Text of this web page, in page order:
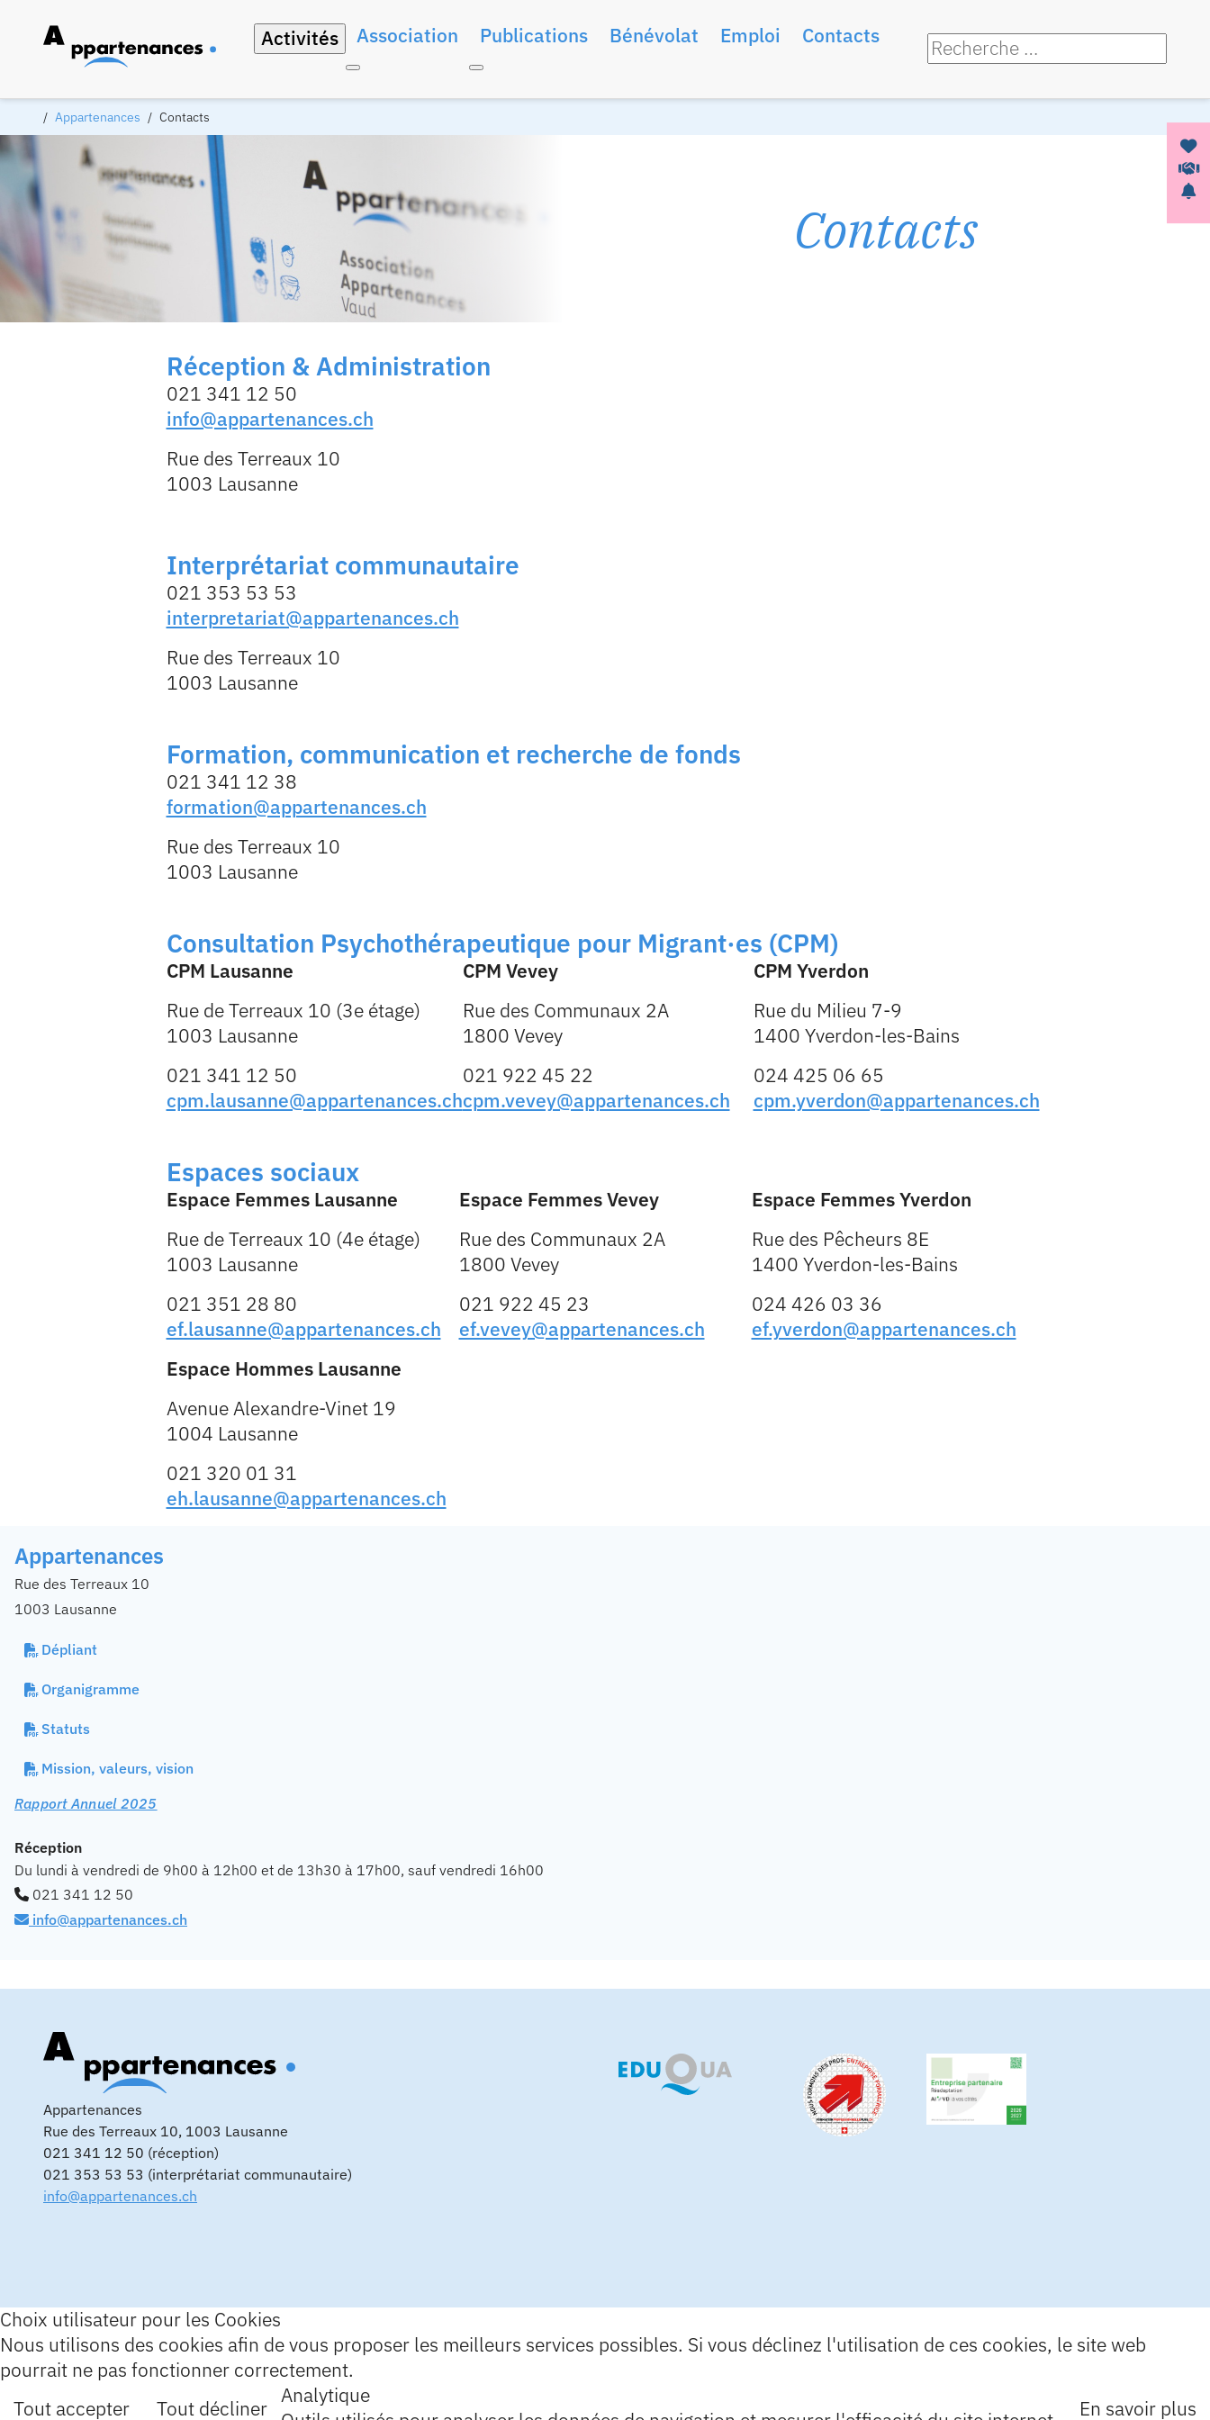
Activités Association Publications Bénévolat Emploi Contacts
Appartenances Contacts
Contacts
Réception & Administration
021 341 12 50
info@appartenances.ch
Rue des Terreaux 10
1003 Lausanne
Interprétariat communautaire
021 353 53 53
interpretariat@appartenances.ch
Rue des Terreaux 10
1003 Lausanne
Formation, communication et recherche de fonds
021 341 12 38
formation@appartenances.ch
Rue des Terreaux 10
1003 Lausanne
Consultation Psychothérapeutique pour Migrant·es (CPM)
CPM Lausanne
Rue de Terreaux 10 (3e étage)
1003 Lausanne
021 341 12 50
cpm.lausanne@appartenances.ch
CPM Vevey
Rue des Communaux 2A
1800 Vevey
021 922 45 22
cpm.vevey@appartenances.ch
CPM Yverdon
Rue du Milieu 7-9
1400 Yverdon-les-Bains
024 425 06 65
cpm.yverdon@appartenances.ch
Espaces sociaux
Espace Femmes Lausanne
Rue de Terreaux 10 (4e étage)
1003 Lausanne
021 351 28 80
ef.lausanne@appartenances.ch
Espace Femmes Vevey
Rue des Communaux 2A
1800 Vevey
021 922 45 23
ef.vevey@appartenances.ch
Espace Femmes Yverdon
Rue des Pêcheurs 8E
1400 Yverdon-les-Bains
024 426 03 36
ef.yverdon@appartenances.ch
Espace Hommes Lausanne
Avenue Alexandre-Vinet 19
1004 Lausanne
021 320 01 31
eh.lausanne@appartenances.ch
Appartenances
Rue des Terreaux 10
1003 Lausanne
Dépliant
Organigramme
Statuts
Mission, valeurs, vision
Rapport Annuel 2025
Réception
Du lundi à vendredi de 9h00 à 12h00 et de 13h30 à 17h00, sauf vendredi 16h00
021 341 12 50
info@appartenances.ch
Appartenances
Rue des Terreaux 10, 1003 Lausanne
021 341 12 50 (réception)
021 353 53 53 (interprétariat communautaire)
info@appartenances.ch
Choix utilisateur pour les Cookies
Nous utilisons des cookies afin de vous proposer les meilleurs services possibles. Si vous déclinez l'utilisation de ces cookies, le site web
pourrait ne pas fonctionner correctement.
Tout accepter
Tout décliner En savoir plus
Analytique